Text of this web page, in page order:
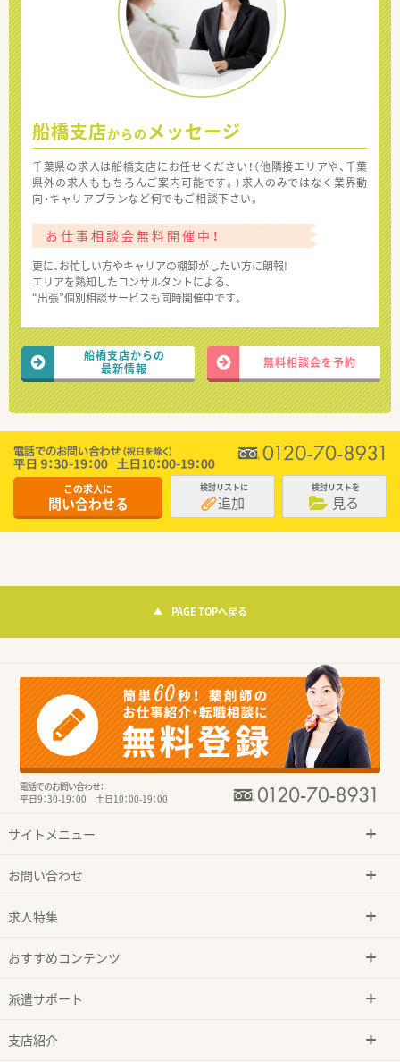
船橋支店からの メッセージ
千葉県の求人は船橋支店にお任せください！（他隣接エリアや、千葉
県外の求人ももちろんご案内可能です。）求人のみではなく業界動
向・キャリアプランなど何でもご相談下さい。
お仕事相談会無料開催中！
更に、お忙しい方やキャリアの棚卸がしたい方に朗報!
エリアを熟知したコンサルタントによる、
“出張”個別相談サービスも同時開催中です。
船橋支店からの
最新情報
無料相談会を予約
この求人に
問い合わせる
検討リストに
追加
検討リストを
見る
PAGE TOPへ戻る
電話でのお問い合わせ：
平日9：30-19：00 土日10：00-19：00
サイトメニュー
お問い合わせ
求人特集
おすすめコンテンツ
派遣サポート
支店紹介